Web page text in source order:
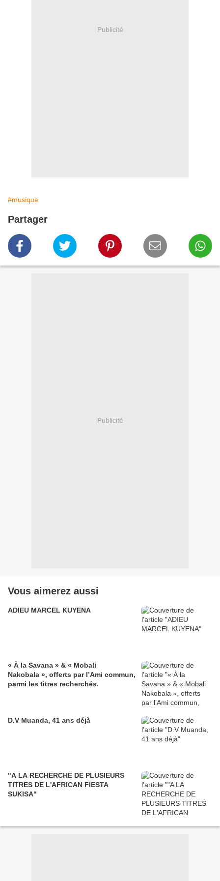
Publicité
#musique
Partager
Publicité
Vous aimerez aussi
ADIEU MARCEL KUYENA
« À la Savana » & « Mobali
Nakobala », offerts par l’Ami commun,
parmi les titres recherchés.
D.V Muanda, 41 ans déjà
"A LA RECHERCHE DE PLUSIEURS
TITRES DE L'AFRICAN FIESTA
SUKISA"